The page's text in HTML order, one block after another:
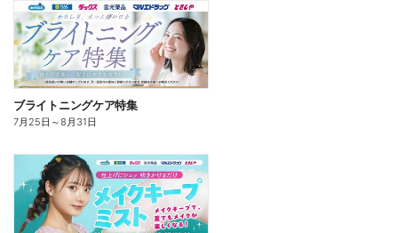
ブライトニングケア特集
7月25日 ～8月31日